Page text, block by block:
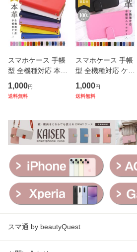
スマホケース 手帳
型 全機種対応 本革
au Pixel 10 Pro Xp
eria 1 VI VII SOG1
4 AQUOS arrows
3A S25 BASIO iPh
one17e iPh
1,000円
送料無料
スマホケース 手帳
型 全機種対応 ケー
ス S9 xperia AQU
OS arrows Plus so
g14 iphone iPhone
16e Galaxy Ultra B
ASIO VII
1,000円
送料無料
スマ通 by beautyQuest